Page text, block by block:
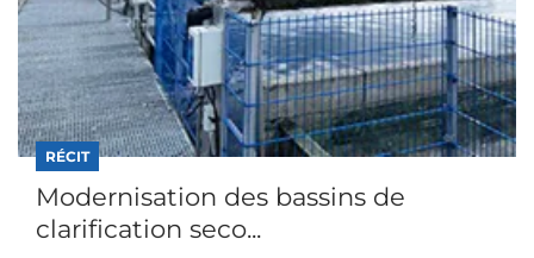
RÉCIT
Modernisation des bassins de
clarification seco...